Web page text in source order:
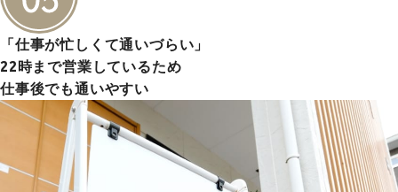
「仕事が忙しくて通いづらい」
22時まで営業しているため
仕事後でも通いやすい